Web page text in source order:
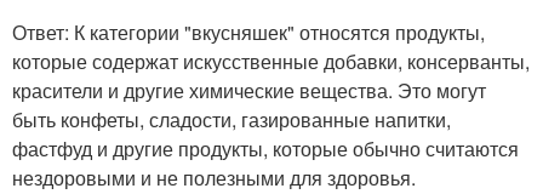
Ответ: К категории "вкусняшек" относятся продукты,
которые содержат искусственные добавки, консерванты,
красители и другие химические вещества. Это могут
быть конфеты, сладости, газированные напитки,
фастфуд и другие продукты, которые обычно считаются
нездоровыми и не полезными для здоровья.